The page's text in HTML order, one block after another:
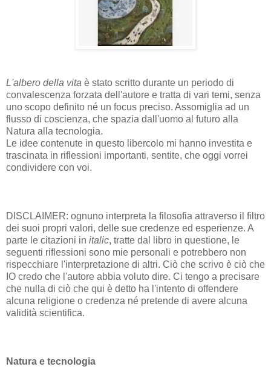
L'albero della vita è stato scritto durante un periodo di
convalescenza forzata dell'autore e tratta di vari temi, senza
uno scopo definito né un focus preciso. Assomiglia ad un
flusso di coscienza, che spazia dall'uomo al futuro alla
Natura alla tecnologia.
Le idee contenute in questo libercolo mi hanno investita e
trascinata in riflessioni importanti, sentite, che oggi vorrei
condividere con voi.
DISCLAIMER: ognuno interpreta la filosofia attraverso il filtro
dei suoi propri valori, delle sue credenze ed esperienze. A
parte le citazioni in italic, tratte dal libro in questione, le
seguenti riflessioni sono mie personali e potrebbero non
rispecchiare l'interpretazione di altri. Ciò che scrivo è ciò che
IO credo che l'autore abbia voluto dire. Ci tengo a precisare
che nulla di ciò che qui è detto ha l'intento di offendere
alcuna religione o credenza né pretende di avere alcuna
validità scientifica.
Natura e tecnologia